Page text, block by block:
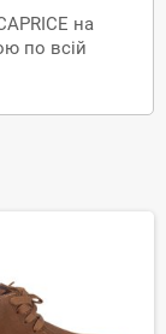
на
по всій